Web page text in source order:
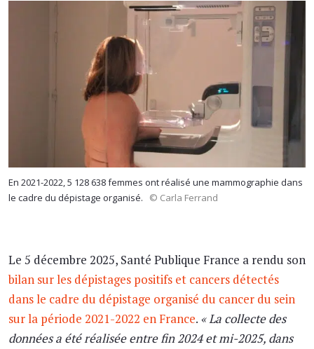
En 2021-2022, 5 128 638 femmes ont réalisé une mammographie dans
le cadre du dépistage organisé.
© Carla Ferrand
Le 5 décembre 2025, Santé Publique France a rendu son
bilan sur les dépistages positifs et cancers détectés
dans le cadre du dépistage organisé du cancer du sein
sur la période 2021-2022 en France. « La collecte des
données a été réalisée entre fin 2024 et mi-2025, dans